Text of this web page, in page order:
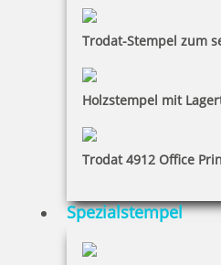
Trodat-Stempel zum
Holzstempel mit
Trodat 4912 Office
Spezialstempel